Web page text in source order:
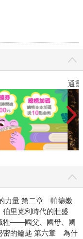
通
力量 第二章 帕德嫩
里克利時代的壯盛
——國父、國母、國
的鑰匙 第六章 為什